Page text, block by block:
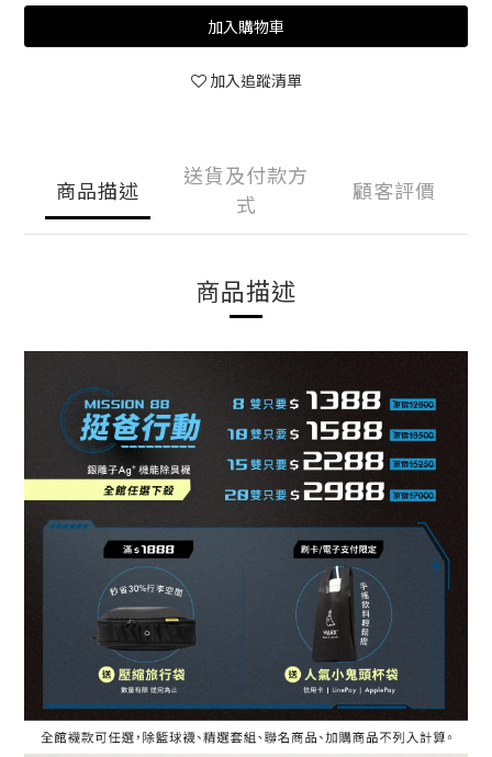
加入購物車
加入追蹤清單
商品描述
送貨及付款方
式
顧客評價
商品描述